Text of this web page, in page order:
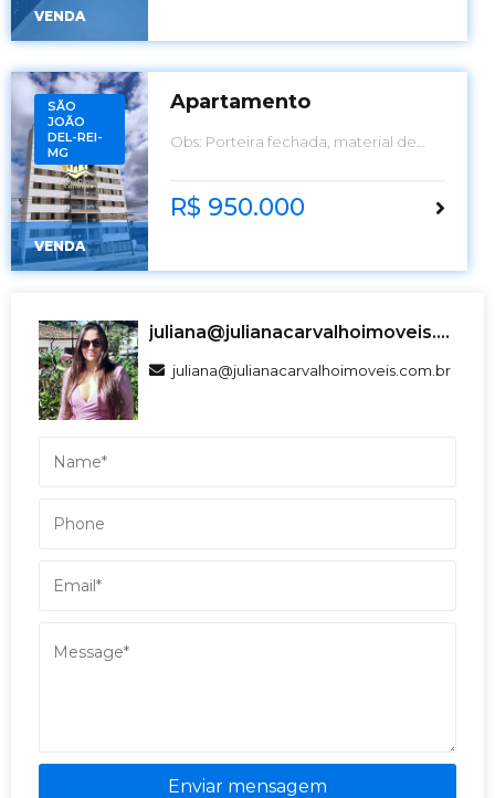
VENDA
SÃO
JOÃO
DEL-REI-
MG
VENDA
Apartamento
Obs: Porteira fechada, material de
instalação
R$ 950.000
juliana@julianacarvalhoimoveis.com.br
juliana@julianacarvalhoimoveis.com.br
Enviar mensagem